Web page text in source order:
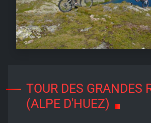
TOUR DES GRANDES
(ALPE D'HUEZ)